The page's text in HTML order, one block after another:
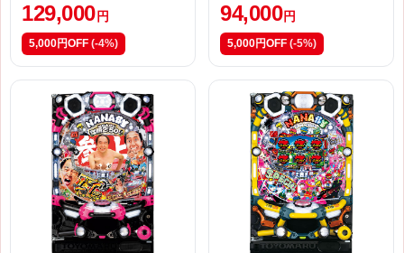
129,000 円
5,000円OFF (-4%)
94,000 円
5,000円OFF (-5%)